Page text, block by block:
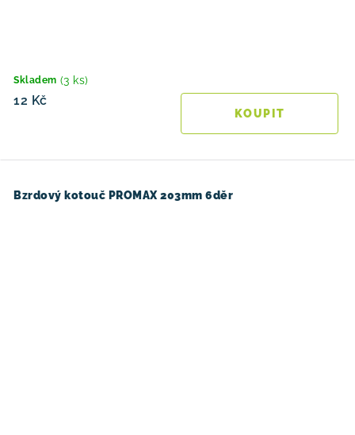
Skladem (3 ks)
12 Kč
Bzrdový kotouč PROMAX 203mm 6děr